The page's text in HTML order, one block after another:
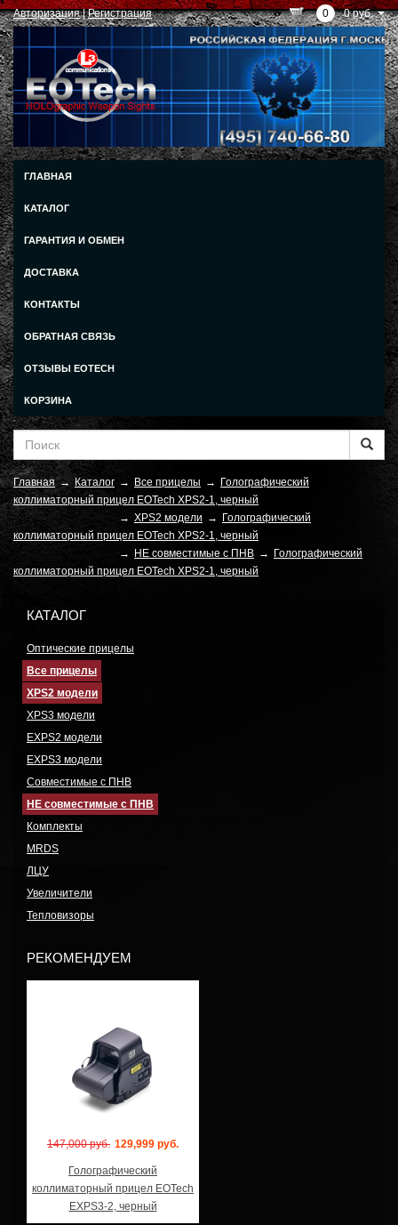
Авторизация|Регистрация 0 0 руб.
ГЛАВНАЯ
КАТАЛОГ
ГАРАНТИЯ И ОБМЕН
ДОСТАВКА
КОНТАКТЫ
ОБРАТНАЯ СВЯЗЬ
ОТЗЫВЫ EOTECH
КОРЗИНА
Главная → Каталог → Все прицелы →
Голографический
коллиматорный прицел EOTech XPS2-1, черный
→ XPS2 модели →
Голографический
коллиматорный прицел EOTech XPS2-1, черный
→
НЕ совместимые с ПНВ →
Голографический
коллиматорный прицел EOTech XPS2-1, черный
КАТАЛОГ
Оптические прицелы
Все прицелы
XPS2 модели
XPS3 модели
EXPS2 модели
EXPS3 модели
Совместимые с ПНВ
НЕ совместимые с ПНВ
Комплекты
MRDS
ЛЦУ
Увеличители
Тепловизоры
РЕКОМЕНДУЕМ
147,000 руб. 129,999 руб.
Голографический
коллиматорный прицел EOTech
EXPS3-2, черный